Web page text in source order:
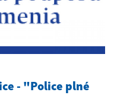
- "Police plné